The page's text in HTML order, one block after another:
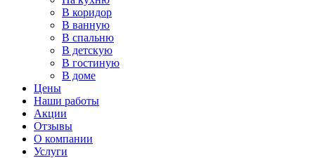
В коридор
В ванную
В спальню
В детскую
В гостиную
В доме
Цены
Наши работы
Акции
Отзывы
О компании
Услуги